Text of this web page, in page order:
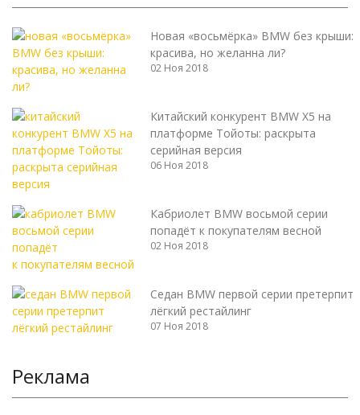
Новая «восьмёрка» BMW без крыши:
красива, но желанна ли?
02 Ноя 2018
Китайский конкурент BMW X5 на
платформе Тойоты: раскрыта
серийная версия
06 Ноя 2018
Кабриолет BMW восьмой серии
попадёт к покупателям весной
02 Ноя 2018
Седан BMW первой серии претерпит
лёгкий рестайлинг
07 Ноя 2018
Реклама